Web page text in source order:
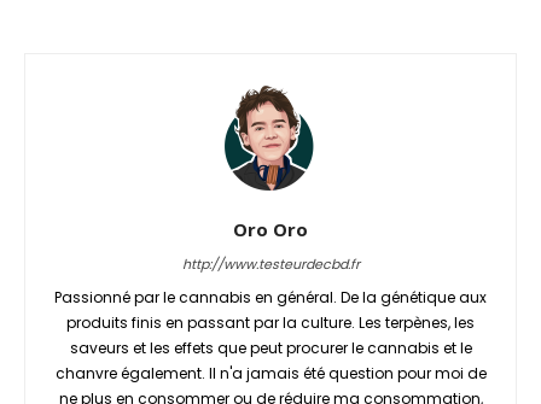
Oro Oro
http://www.testeurdecbd.fr
Passionné par le cannabis en général. De la génétique aux
produits finis en passant par la culture. Les terpènes, les
saveurs et les effets que peut procurer le cannabis et le
chanvre également. Il n'a jamais été question pour moi de
ne plus en consommer ou de réduire ma consommation,